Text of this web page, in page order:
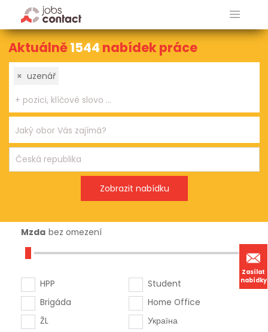
Zasílat
nabídky
Aktuálně1544 nabídek práce
× uzenář
Mzda bez omezení
HPP
Brigáda
ŽL
Student
Home Office
Україна